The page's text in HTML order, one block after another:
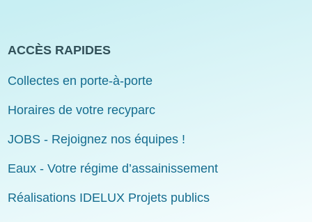
ACCÈS RAPIDES
Collectes en porte-à-porte
Horaires de votre recyparc
JOBS - Rejoignez nos équipes !
Eaux - Votre régime d’assainissement
Réalisations IDELUX Projets publics